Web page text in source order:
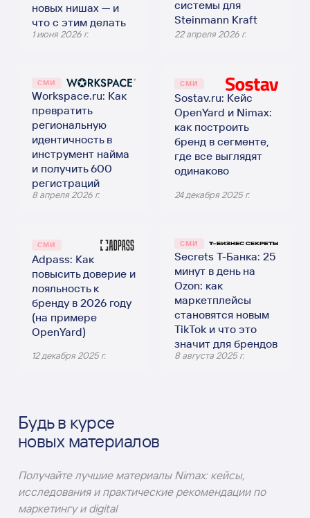
новых нишах — и
что с этим делать
1 июня 2026 г.
системы для
Steinmann Kraft
22 апреля 2026 г.
СМИ
Workspace.ru: Как
превратить
региональную
идентичность в
инструмент найма
и получить 600
регистраций
8 апреля 2026 г.
СМИ
Sostav.ru: Кейс
OpenYard и Nimax:
как построить
бренд в сегменте,
где все выглядят
одинаково
24 декабря 2025 г.
СМИ
Adpass: Как
повысить доверие и
лояльность к
бренду в 2026 году
(на примере
OpenYard)
12 декабря 2025 г.
СМИ
Secrets Т-Банка: 25
минут в день на
Ozon: как
маркетплейсы
становятся новым
TikTok и что это
значит для брендов
8 августа 2025 г.
Будь в курсе
новых материалов
Получайте лучшие материалы Nimax: кейсы,
исследования и практические рекомендации по
маркетингу и digital